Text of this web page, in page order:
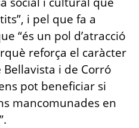
i pel que fa a
“és un pol d’atracció
reforça el caràcter
i de Corró
pot beneficiar si
mancomunades en